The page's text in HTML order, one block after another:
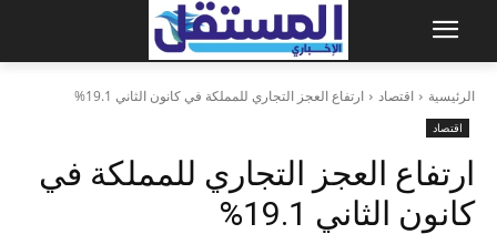
الرئيسية اقتصاد ارتفاع العجز التجاري للمملكة في كانون الثاني 19.1%
اقتصاد
ارتفاع العجز التجاري للمملكة في
كانون الثاني 19.1%